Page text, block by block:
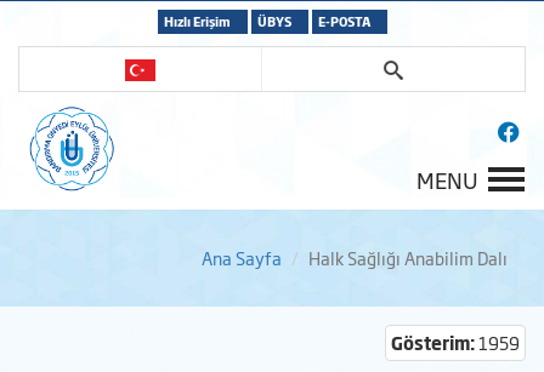
Hızlı Erişim ÜBYS E-POSTA
MENU
Ana Sayfa Halk Sağlığı Anabilim Dalı
Gösterim:1959